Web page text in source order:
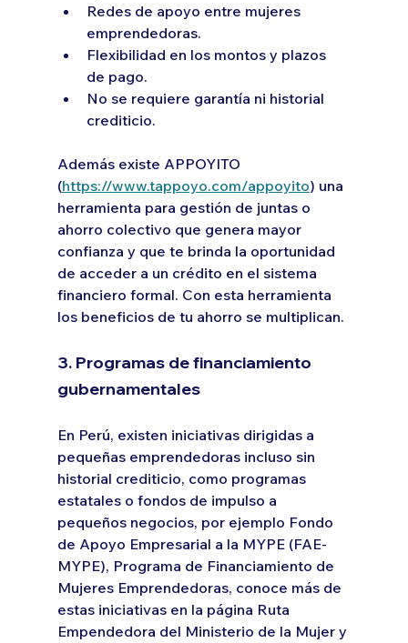
Redes de apoyo entre mujeres
emprendedoras.
Flexibilidad en los montos y plazos
de pago.
No se requiere garantía ni historial
crediticio.
Además existe APPOYITO
(https://www.tappoyo.com/appoyito) una
herramienta para gestión de juntas o
ahorro colectivo que genera mayor
confianza y que te brinda la oportunidad
de acceder a un crédito en el sistema
financiero formal. Con esta herramienta
los beneficios de tu ahorro se multiplican.
3. Programas de financiamiento
gubernamentales
En Perú, existen iniciativas dirigidas a
pequeñas emprendedoras incluso sin
historial crediticio, como programas
estatales o fondos de impulso a
pequeños negocios, por ejemplo Fondo
de Apoyo Empresarial a la MYPE (FAE-
MYPE), Programa de Financiamiento de
Mujeres Emprendedoras, conoce más de
estas iniciativas en la página Ruta
Empendedora del Ministerio de la Mujer y